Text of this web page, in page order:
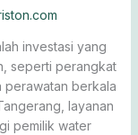
investasi yang
seperti perangkat
perawatan berkala
layanan
pemilik water